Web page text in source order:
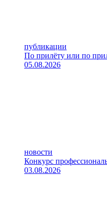
публикации
По прилёту или по
05.08.2026
новости
Конкурс
03.08.2026